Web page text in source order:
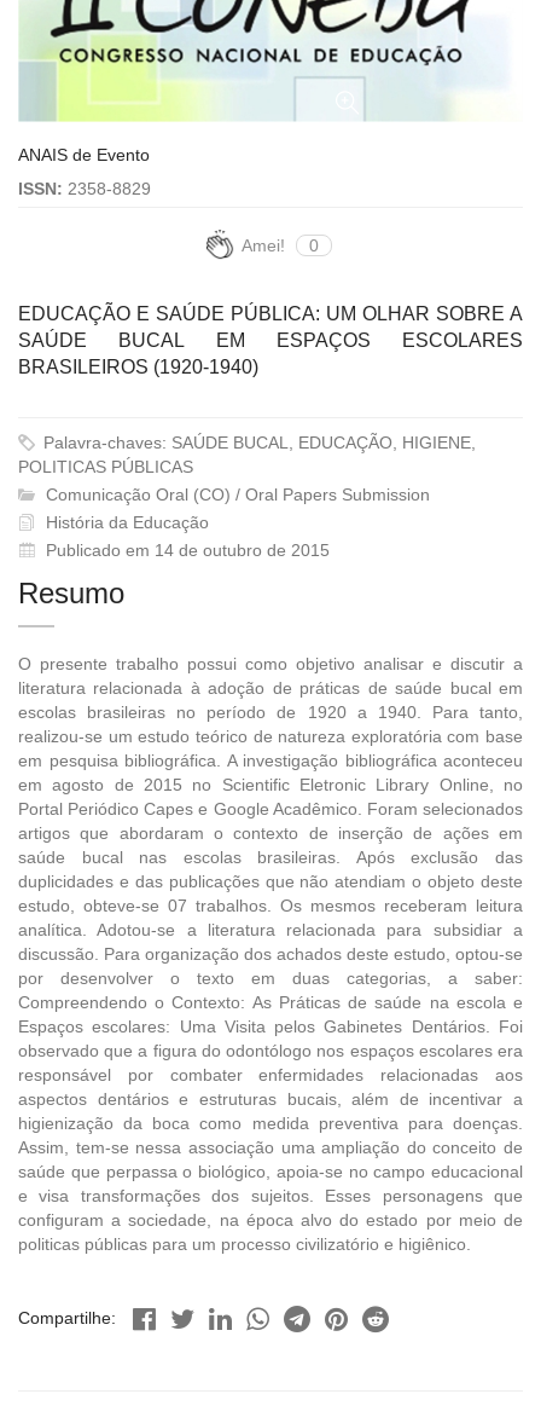
ANAIS de Evento
ISSN: 2358-8829
Amei! 0
EDUCAÇÃO E SAÚDE PÚBLICA: UM OLHAR SOBRE A
SAÚDE BUCAL EM ESPAÇOS ESCOLARES
BRASILEIROS (1920-1940)
Palavra-chaves: SAÚDE BUCAL, EDUCAÇÃO, HIGIENE,
POLITICAS PÚBLICAS
Comunicação Oral (CO) / Oral Papers Submission
História da Educação
Publicado em 14 de outubro de 2015
Resumo
O presente trabalho possui como objetivo analisar e discutir a
literatura relacionada à adoção de práticas de saúde bucal em
escolas brasileiras no período de 1920 a 1940. Para tanto,
realizou-se um estudo teórico de natureza exploratória com base
em pesquisa bibliográfica. A investigação bibliográfica aconteceu
em agosto de 2015 no Scientific Eletronic Library Online, no
Portal Periódico Capes e Google Acadêmico. Foram selecionados
artigos que abordaram o contexto de inserção de ações em
saúde bucal nas escolas brasileiras. Após exclusão das
duplicidades e das publicações que não atendiam o objeto deste
estudo, obteve-se 07 trabalhos. Os mesmos receberam leitura
analítica. Adotou-se a literatura relacionada para subsidiar a
discussão. Para organização dos achados deste estudo, optou-se
por desenvolver o texto em duas categorias, a saber:
Compreendendo o Contexto: As Práticas de saúde na escola e
Espaços escolares: Uma Visita pelos Gabinetes Dentários. Foi
observado que a figura do odontólogo nos espaços escolares era
responsável por combater enfermidades relacionadas aos
aspectos dentários e estruturas bucais, além de incentivar a
higienização da boca como medida preventiva para doenças.
Assim, tem-se nessa associação uma ampliação do conceito de
saúde que perpassa o biológico, apoia-se no campo educacional
e visa transformações dos sujeitos. Esses personagens que
configuram a sociedade, na época alvo do estado por meio de
politicas públicas para um processo civilizatório e higiênico.
Compartilhe: